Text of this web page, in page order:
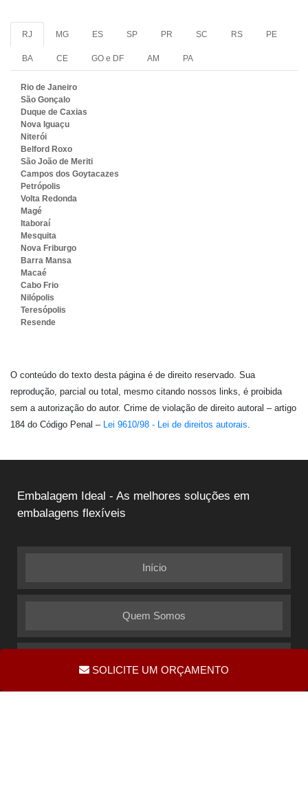
SOLICITE UM ORÇAMENTO
RJ MG ES SP PR SC RS PE
BA CE GO e DF AM PA
Rio de Janeiro
São Gonçalo
Duque de Caxias
Nova Iguaçu
Niterói
Belford Roxo
São João de Meriti
Campos dos Goytacazes
Petrópolis
Volta Redonda
Magé
Itaboraí
Mesquita
Nova Friburgo
Barra Mansa
Macaé
Cabo Frio
Nilópolis
Teresópolis
Resende
O conteúdo do texto desta página é de direito reservado. Sua
reprodução, parcial ou total, mesmo citando nossos links, é proibida
sem a autorização do autor. Crime de violação de direito autoral – artigo
184 do Código Penal – Lei 9610/98 - Lei de direitos autorais.
Embalagem Ideal - As melhores soluções em
embalagens flexíveis
Início
Quem Somos
Informações